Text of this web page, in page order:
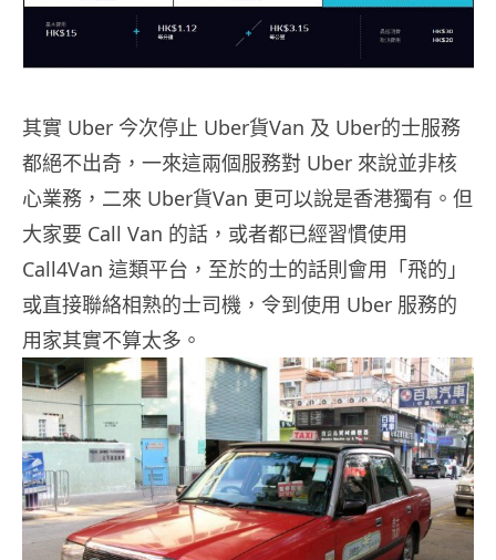
其實 Uber 今次停止 Uber貨Van 及 Uber的士服務
都絕不出奇，一來這兩個服務對 Uber 來說並非核
心業務，二來 Uber貨Van 更可以說是香港獨有。但
大家要 Call Van 的話，或者都已經習慣使用
Call4Van 這類平台，至於的士的話則會用「飛的」
或直接聯絡相熟的士司機，令到使用 Uber 服務的
用家其實不算太多。